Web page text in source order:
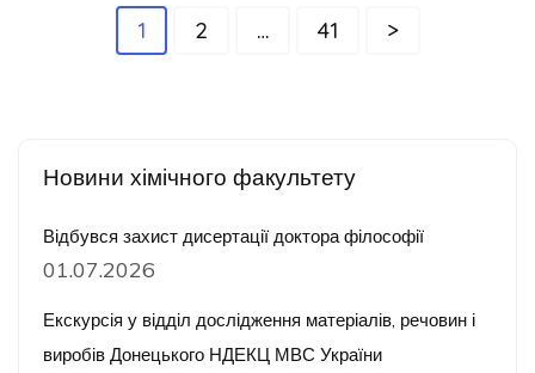
Пагінація
записів
Сторінку
1 Сторінку
2 … Сторінку
41 >
Новини хімічного факультету
Відбувся захист дисертації доктора філософії
01.07.2026
Екскурсія у відділ дослідження матеріалів, речовин і
виробів Донецького НДЕКЦ МВС України